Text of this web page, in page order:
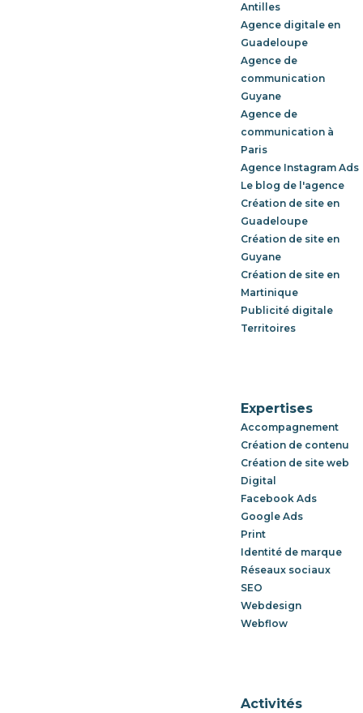
Antilles
Agence digitale en
Guadeloupe
Agence de
communication
Guyane
Agence de
communication à
Paris
Agence Instagram Ads
Le blog de l'agence
Création de site en
Guadeloupe
Création de site en
Guyane
Création de site en
Martinique
Publicité digitale
Territoires
Expertises
Accompagnement
Création de contenu
Création de site web
Digital
Facebook Ads
Google Ads
Print
Identité de marque
Réseaux sociaux
SEO
Webdesign
Webflow
Activités